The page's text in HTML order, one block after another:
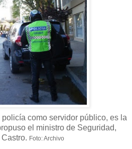
como servidor público, es la
el ministro de Seguridad,
Foto: Archivo